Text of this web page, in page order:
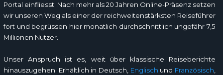
Portal einfliesst. Nach mehr als 20 Jahren Online-Präsenz setzen
wir unseren Weg als einer der reichweitenstärksten Reiseführer
fort und begrüssen hier monatlich durchschnittlich ungefähr 7,5
Millionen Nutzer.
Unser Anspruch ist es, weit über klassische Reiseberichte
hinauszugehen. Erhältlich in Deutsch, Englisch und Französisch